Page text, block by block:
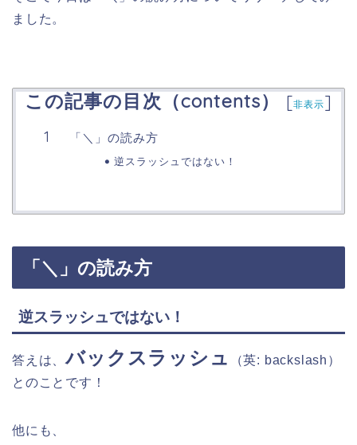
ました。
この記事の目次（contents） [非表示]
「＼」の読み方
逆スラッシュではない！
「＼」の読み方
逆スラッシュではない！
答えは、バックスラッシュ
（英: backslash）
とのことです！
他にも、